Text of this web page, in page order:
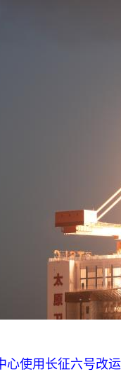
使用长征六号改